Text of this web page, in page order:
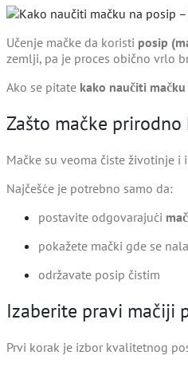
Učenje mačke da koristi posip
zemlji, pa je proces obično vrlo
Ako se pitate kako naučiti
Zašto mačke
Mačke su veoma čiste životinje
Najčešće je potrebno samo da:
postavite odgovarajući
pokažete mački gde se
održavate posip čistim
Izaberite pravi mačiji
Prvi korak je izbor kvalitetnog